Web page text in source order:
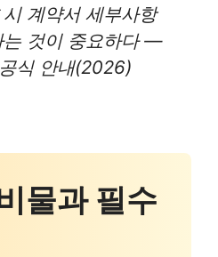
계약서 세부사항
는 것이 중요하다 —
식 안내(2026)
물과 필수